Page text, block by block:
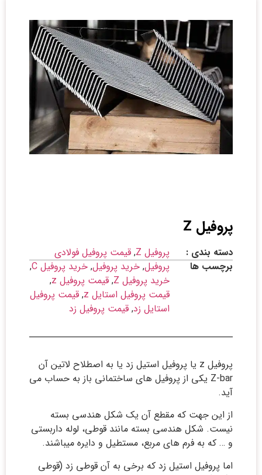
پروفیل Z
دسته بندی : پروفیل Z , قیمت پروفیل فولادی
برچسب ها
پروفیل, خرید پروفیل, خرید پروفیل C ,
خرید پروفیل Z , قیمت پروفیل z ,
قیمت پروفیل استایل z , قیمت پروفیل
استایل زد, قیمت پروفیل زد
پروفیل z یا پروفیل استیل زد یا به اصطلاح لاتین آن
Z-bar یکی از پروفیل های ساختمانی باز به حساب می
آید.
از این جهت که مقطع آن یک شکل هندسی بسته
نیست. شکل هندسی بسته مانند قوطی، لوله داربستی
و … که به فرم های مربع، مستطیل و دایره میباشند.
اما پروفیل استیل زد که برخی به آن قوطی زد (قوطی